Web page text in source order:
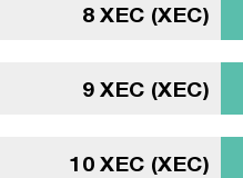
8 XEC (XEC)
9 XEC (XEC)
10 XEC (XEC)